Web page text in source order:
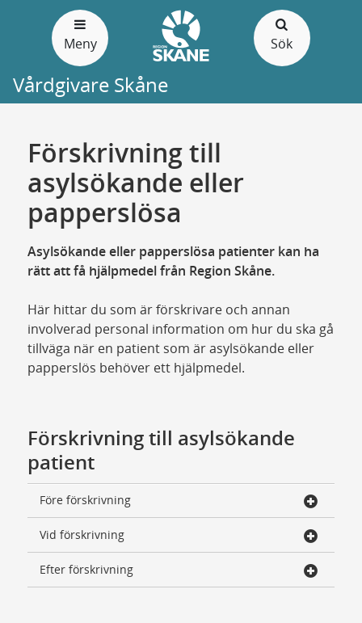
Meny Sök
Vårdgivare Skåne
Förskrivning till
asylsökande eller
papperslösa
Asylsökande eller papperslösa patienter kan ha
rätt att få hjälpmedel från Region Skåne.
Här hittar du som är förskrivare och annan
involverad personal information om hur du ska gå
tillväga när en patient som är asylsökande eller
papperslös behöver ett hjälpmedel.
Förskrivning till asylsökande
patient
Före förskrivning
Vid förskrivning
Efter förskrivning